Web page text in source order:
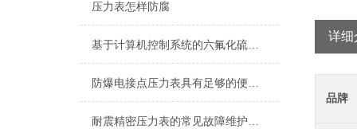
压力表怎样防腐
基于计算机控制系统的六氟化硫密度控制器的特性
防爆电接点压力表具有足够的便携性，方便操作人员进行测试和调整
耐震精密压力表的常见故障维护保养
详细
品牌